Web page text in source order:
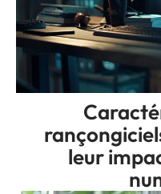
leur